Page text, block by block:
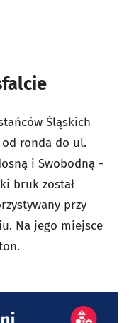
Śląskich
ronda do ul.
i Swobodną -
bruk został
przy
Na jego miejsce